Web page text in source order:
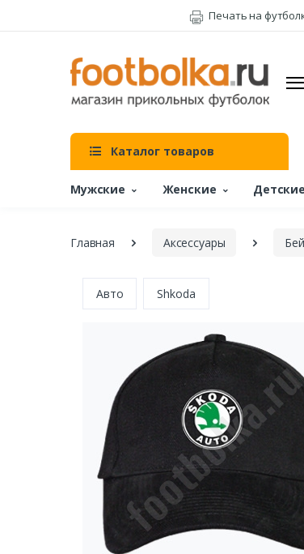
Печать на
Каталог товаров
Мужские Женские Детские
Главная Аксессуары
Авто Shkoda